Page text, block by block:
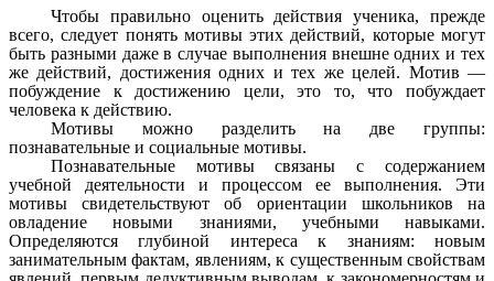
Чтобы правильно оценить действия ученика, прежде
всего, следует понять мотивы этих действий, которые могут
быть разными даже в случае выполнения внешне одних и тех
же действий, достижения одних и тех же целей. Мотив —
побуждение к достижению цели, это то, что побуждает
человека к действию.
Мотивы можно разделить на две группы:
познавательные и социальные мотивы.
Познавательные мотивы связаны с содержанием
учебной деятельности и процессом ее выполнения. Эти
мотивы свидетельствуют об ориентации школьников на
овладение новыми знаниями, учебными навыками.
Определяются глубиной интереса к знаниям: новым
занимательным фактам, явлениям, к существенным свойствам